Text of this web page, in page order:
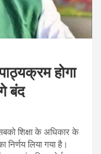
होगा
बंद
शिक्षा के अधिकार के
निर्णय लिया गया है।